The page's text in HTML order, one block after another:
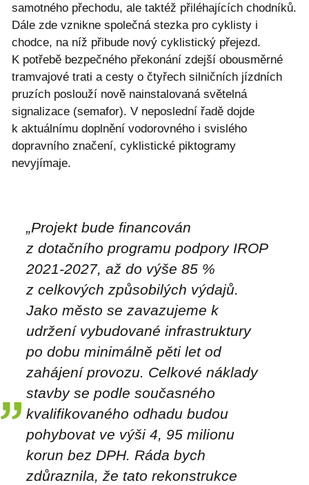
samotného přechodu, ale taktéž přiléhajících chodníků.
Dále zde vznikne společná stezka pro cyklisty i
chodce, na níž přibude nový cyklistický přejezd.
K potřebě bezpečného překonání zdejší obousměrné
tramvajové trati a cesty o čtyřech silničních jízdních
pruzích poslouží nově nainstalovaná světelná
signalizace (semafor). V neposlední řadě dojde
k aktuálnímu doplnění vodorovného i svislého
dopravního značení, cyklistické piktogramy
nevyjímaje.
„Projekt bude financován
z dotačního programu podpory IROP
2021-2027, až do výše 85 %
z celkových způsobilých výdajů.
Jako město se zavazujeme k
udržení vybudované infrastruktury
po dobu minimálně pěti let od
zahájení provozu. Celkové náklady
stavby se podle současného
kvalifikovaného odhadu budou
pohybovat ve výši 4, 95 milionu
korun bez DPH. Ráda bych
zdůraznila, že tato rekonstrukce